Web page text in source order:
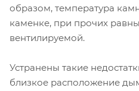
образом, температура
каменке, при прочих
вентилируемой.
Устранены такие
близкое расположение